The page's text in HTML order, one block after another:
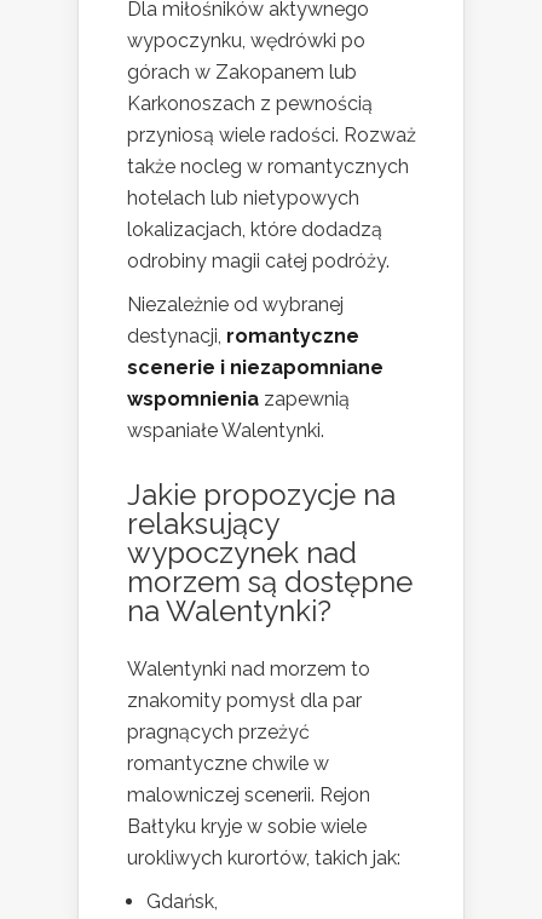
Dla miłośników aktywnego
wypoczynku, wędrówki po
górach w Zakopanem lub
Karkonoszach z pewnością
przyniosą wiele radości. Rozważ
także nocleg w romantycznych
hotelach lub nietypowych
lokalizacjach, które dodadzą
odrobiny magii całej podróży.
Niezależnie od wybranej
destynacji, romantyczne
scenerie i niezapomniane
wspomnienia zapewnią
wspaniałe Walentynki.
Jakie propozycje na
relaksujący
wypoczynek nad
morzem są dostępne
na Walentynki?
Walentynki nad morzem to
znakomity pomysł dla par
pragnących przeżyć
romantyczne chwile w
malowniczej scenerii. Rejon
Bałtyku kryje w sobie wiele
urokliwych kurortów, takich jak:
Gdańsk,